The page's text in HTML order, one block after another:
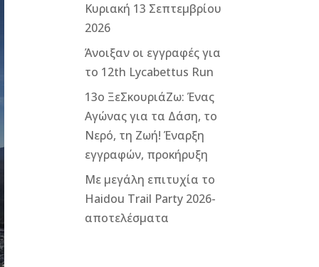
Κυριακή 13 Σεπτεμβρίου
2026
Άνοιξαν οι εγγραφές για
το 12th Lycabettus Run
13ο ΞεΣκουριάΖω: Ένας
Αγώνας για τα Δάση, το
Νερό, τη Ζωή! Έναρξη
εγγραφών, προκήρυξη
Με μεγάλη επιτυχία το
Haidou Trail Party 2026-
αποτελέσματα